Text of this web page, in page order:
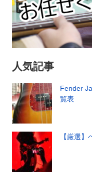
人気記事
Fender
覧表
【厳選